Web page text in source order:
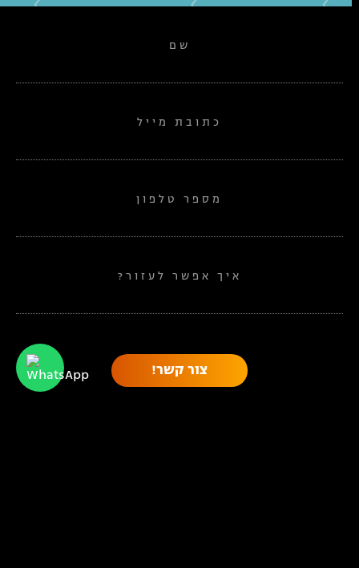
שם
כתובת מייל
מספר טלפון
איך אפשר לעזור?